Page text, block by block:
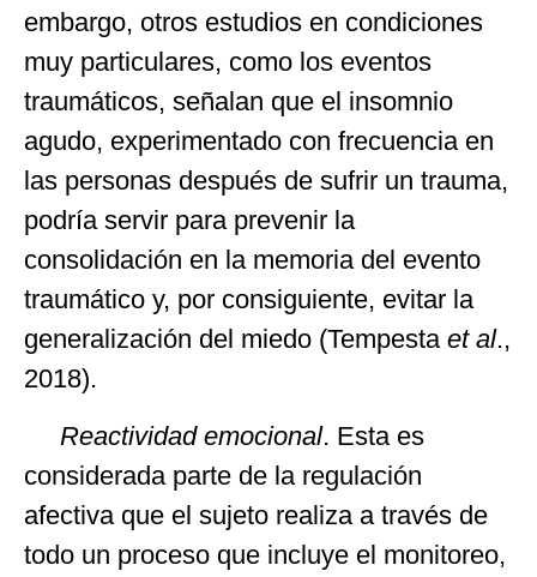
embargo, otros estudios en condiciones
muy particulares, como los eventos
traumáticos, señalan que el insomnio
agudo, experimentado con frecuencia en
las personas después de sufrir un trauma,
podría servir para prevenir la
consolidación en la memoria del evento
traumático y, por consiguiente, evitar la
generalización del miedo (Tempesta et al.,
2018).
Reactividad emocional. Esta es
considerada parte de la regulación
afectiva que el sujeto realiza a través de
todo un proceso que incluye el monitoreo,